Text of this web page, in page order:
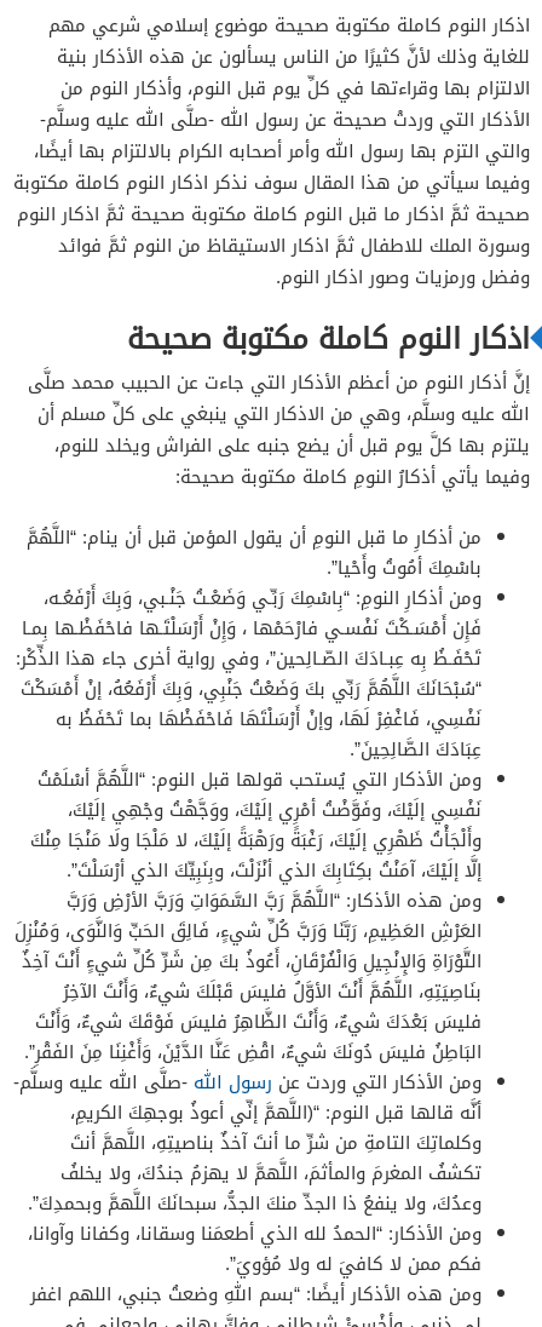
اذكار ما قبل النوم من السنة النبوية
اذكار ما قبل النوم من القرآن الكريم
سورة الملك للاطفال
اذكار النوم كاملة مكتوبة صحيحة موضوع إسلامي شرعي مهم
للغاية وذلك لأنَّ كثيرًا من الناس يسألون عن هذه الأذكار بنية
الالتزام بها وقراءتها في كلِّ يوم قبل النوم، وأذكار النوم من
الأذكار التي وردتْ صحيحة عن رسول الله -صلَّى الله عليه وسلَّم-
والتي التزم بها رسول الله وأمر أصحابه الكرام بالالتزام بها أيضًا،
وفيما سيأتي من هذا المقال سوف نذكر اذكار النوم كاملة مكتوبة
صحيحة ثمَّ اذكار ما قبل النوم كاملة مكتوبة صحيحة ثمَّ اذكار النوم
وسورة الملك للاطفال ثمَّ اذكار الاستيقاظ من النوم ثمَّ فوائد
وفضل ورمزيات وصور اذكار النوم.
اذكار النوم كاملة مكتوبة صحيحة
إنَّ أذكار النوم من أعظم الأذكار التي جاءت عن الحبيب محمد صلَّى
الله عليه وسلَّم، وهي من الاذكار التي ينبغي على كلِّ مسلم أن
يلتزم بها كلَّ يوم قبل أن يضع جنبه على الفراش ويخلد للنوم،
وفيما يأتي أذكارُ النومِ كاملة مكتوبة صحيحة:
من أذكارِ ما قبل النومِ أن يقول المؤمن قبل أن ينام: “اللَّهُمَّ
باسْمِكَ أمُوتُ وأَحْيا”.
ومن أذكارِ النومِ: “بِاسْمِكَ رَبِّـي وَضَعْـتُ جَنْـبي، وَبِكَ أَرْفَعُـه،
فَإِن أَمْسَـكْتَ نَفْسـي فارْحَمْها ، وَإِنْ أَرْسَلْتَـها فاحْفَظْـها بِمـا
تَحْفَـظُ بِه عِبـادَكَ الصّـالِحين”، وفي رواية أخرى جاء هذا الذِّكْر:
“سُبْحَانَكَ اللَّهُمَّ رَبِّي بكَ وَضَعْتُ جَنْبِي، وَبِكَ أَرْفَعُهُ، إنْ أَمْسَكْتَ
نَفْسِي، فَاغْفِرْ لَهَا، وإنْ أَرْسَلْتَهَا فَاحْفَظْهَا بما تَحْفَظُ به
عِبَادَكَ الصَّالِحِينَ”.
ومن الأذكار التي يُستحب قولها قبل النوم: “اللَّهُمَّ أسْلَمْتُ
نَفْسِي إلَيْكَ، وفَوَّضْتُ أمْرِي إلَيْكَ، ووَجَّهْتُ وجْهِي إلَيْكَ،
وأَلْجَأْتُ ظَهْرِي إلَيْكَ، رَغْبَةً ورَهْبَةً إلَيْكَ، لا مَلْجَا ولَا مَنْجَا مِنْكَ
إلَّا إلَيْكَ، آمَنْتُ بكِتَابِكَ الذي أنْزَلْتَ، وبِنَبِيِّكَ الذي أرْسَلْتَ”.
ومن هذه الأذكار: “اللَّهُمَّ رَبَّ السَّمَوَاتِ وَرَبَّ الأرْضِ وَرَبَّ
العَرْشِ العَظِيمِ، رَبَّنَا وَرَبَّ كُلِّ شيءٍ، فَالِقَ الحَبِّ وَالنَّوَى، وَمُنْزِلَ
التَّوْرَاةِ وَالإِنْجِيلِ وَالْفُرْقَانِ، أَعُوذُ بكَ مِن شَرِّ كُلِّ شيءٍ أَنْتَ آخِذٌ
بنَاصِيَتِهِ، اللَّهُمَّ أَنْتَ الأوَّلُ فليسَ قَبْلَكَ شيءٌ، وَأَنْتَ الآخِرُ
فليسَ بَعْدَكَ شيءٌ، وَأَنْتَ الظَّاهِرُ فليسَ فَوْقَكَ شيءٌ، وَأَنْتَ
البَاطِنُ فليسَ دُونَكَ شيءٌ، اقْضِ عَنَّا الدَّيْنَ، وَأَغْنِنَا مِنَ الفَقْرِ”.
ومن الأذكار التي وردت عن رسول الله -صلَّى الله عليه وسلَّم-
أنَّه قالها قبل النوم: “(اللَّهمَّ إنِّي أعوذُ بوجهِكَ الكريمِ،
وكلماتِكَ التامةِ من شرِّ ما أنتَ آخذٌ بناصيتِهِ، اللَّهمَّ أنتَ
تكشفُ المغرمَ والمأثمَ، اللَّهمَّ لا يهزمُ جندُكَ، ولا يخلفُ
وعدُكَ، ولا ينفعُ ذا الجدِّ منكَ الجدُّ، سبحانَكَ اللَّهمَّ وبحمدِكَ”.
ومن الأذكار: “الحمدُ لله الذي أطعمَنا وسقانا، وكفانا وآوانا،
فكم ممن لا كافيَ له ولا مُؤويَ”.
ومن هذه الأذكار أيضًا: “بسم اللهِ وضعتُ جنبي، اللهم اغفر